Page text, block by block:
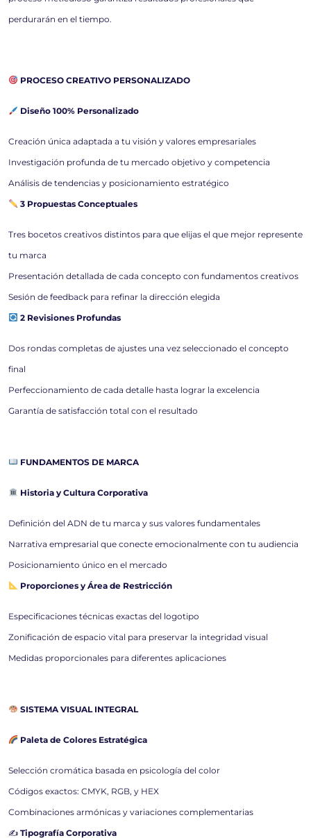
perdurarán en el tiempo.
PROCESO CREATIVO PERSONALIZADO
Diseño 100% Personalizado
Creación única adaptada a tu visión y valores empresariales
Investigación profunda de tu mercado objetivo y competencia
Análisis de tendencias y posicionamiento estratégico
3 Propuestas Conceptuales
Tres bocetos creativos distintos para que elijas el que mejor represente
tu marca
Presentación detallada de cada concepto con fundamentos creativos
Sesión de feedback para refinar la dirección elegida
2 Revisiones Profundas
Dos rondas completas de ajustes una vez seleccionado el concepto
final
Perfeccionamiento de cada detalle hasta lograr la excelencia
Garantía de satisfacción total con el resultado
FUNDAMENTOS DE MARCA
Historia y Cultura Corporativa
Definición del ADN de tu marca y sus valores fundamentales
Narrativa empresarial que conecte emocionalmente con tu audiencia
Posicionamiento único en el mercado
Proporciones y Área de Restricción
Especificaciones técnicas exactas del logotipo
Zonificación de espacio vital para preservar la integridad visual
Medidas proporcionales para diferentes aplicaciones
SISTEMA VISUAL INTEGRAL
Paleta de Colores Estratégica
Selección cromática basada en psicología del color
Códigos exactos: CMYK, RGB, y HEX
Combinaciones armónicas y variaciones complementarias
✍️ Tipografía Corporativa